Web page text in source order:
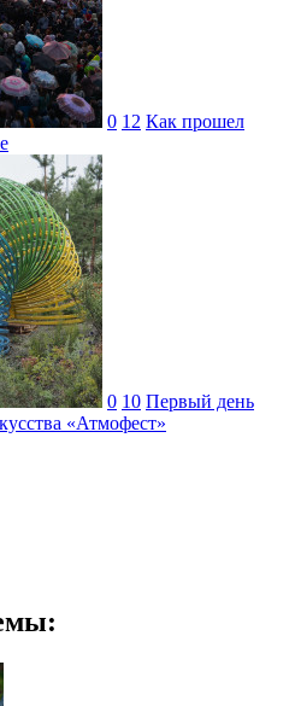
0 12 Как прошел
0 10 Первый день
«Атмофест»